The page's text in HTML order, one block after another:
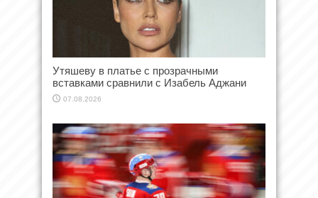
Утяшеву в платье с прозрачными
вставками сравнили с Изабель Аджани
07.08.2026